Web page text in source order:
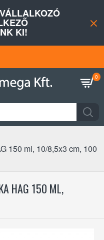
KI!
0
150 ml, 10/8,5x3 cm, 100
HAG 150 ML,